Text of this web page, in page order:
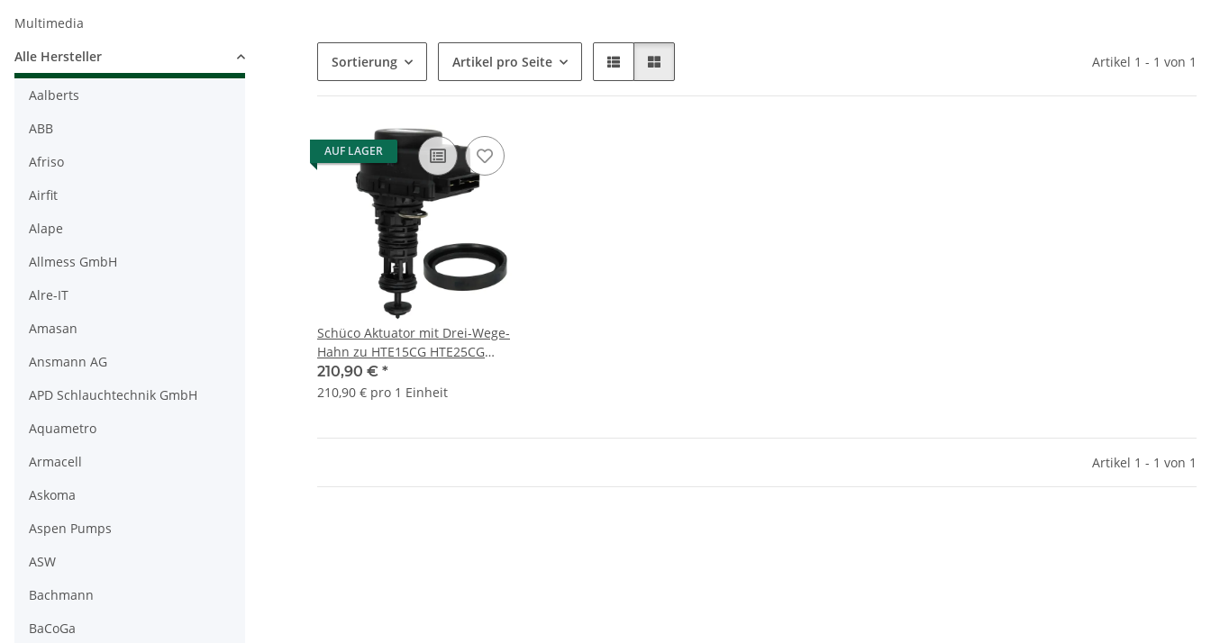
Sortierung Artikel pro Seite Artikel 1 - 1 von 1
AUF LAGER
Schüco Aktuator mit Drei-Wege-
Hahn zu HTE15CG HTE25CG
HTE15CG2 HTE25CG2 273334
210,90 € *
210,90 € pro 1 Einheit
Artikel 1 - 1 von 1
Multimedia
Alle Hersteller
Aalberts
ABB
Afriso
Airfit
Alape
Allmess GmbH
Alre-IT
Amasan
Ansmann AG
APD Schlauchtechnik GmbH
Aquametro
Armacell
Askoma
Aspen Pumps
ASW
Bachmann
BaCoGa